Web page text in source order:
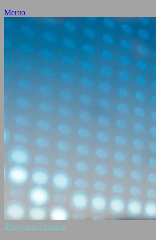
Меню
Фондовый рынок